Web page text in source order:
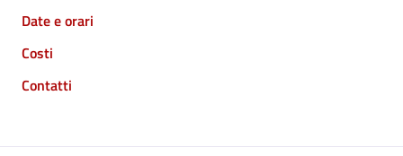
Date e orari
Costi
Contatti